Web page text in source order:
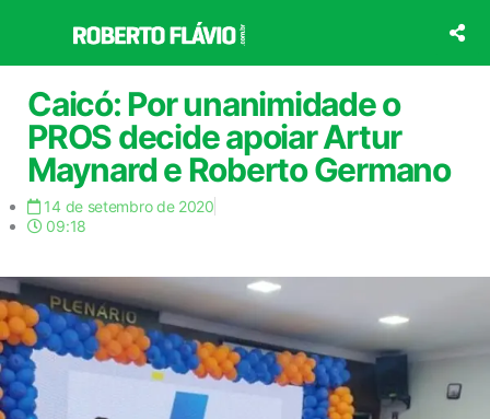
o
conteúdo
Caicó: Por unanimidade o
PROS decide apoiar Artur
Maynard e Roberto Germano
14 de setembro de 2020
09:18